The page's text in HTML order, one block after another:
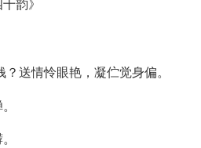
？送情怜眼艳，凝伫觉身偏。